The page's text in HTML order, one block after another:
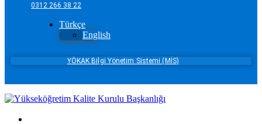
0312 266 38 22
Türkçe
English
YÖKAK Bilgi Yönetim Sistemi (MİS)